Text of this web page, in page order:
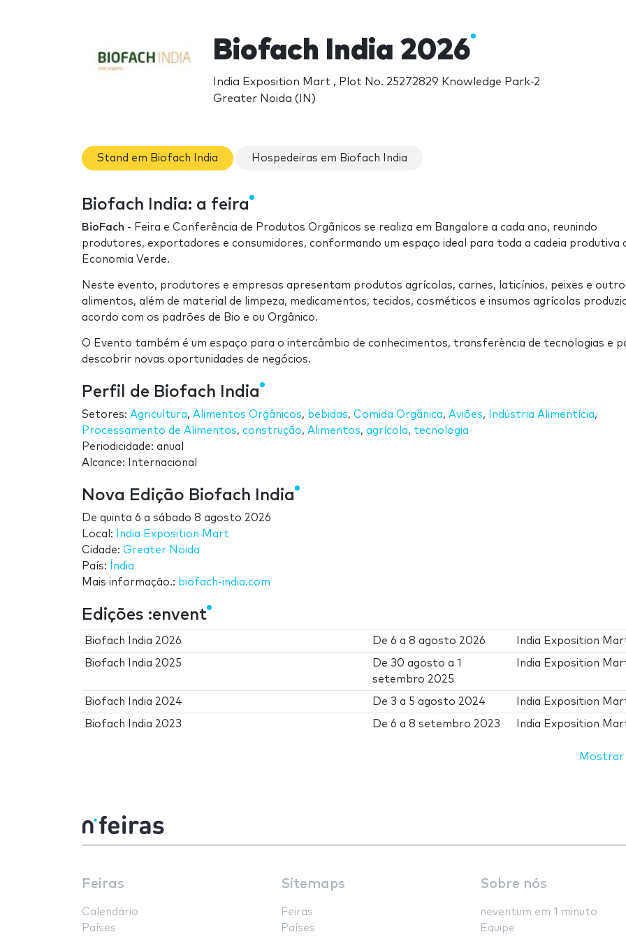
Biofach India 2026
India Exposition Mart , Plot No. 25272829 Knowledge Park-2
Greater Noida (IN)
Stand em Biofach India Hospedeiras em Biofach India
Biofach India: a feira
BioFach - Feira e Conferência de Produtos Orgânicos se realiza em Bangalore a cada ano, reunindo
produtores, exportadores e consumidores, conformando um espaço ideal para toda a cadeia produtiva
Economia Verde.
Neste evento, produtores e empresas apresentam produtos agrícolas, carnes, laticínios, peixes e
alimentos, além de material de limpeza, medicamentos, tecidos, cosméticos e insumos agrícolas
acordo com os padrões de Bio e ou Orgânico.
O Evento também é um espaço para o intercâmbio de conhecimentos, transferència de tecnologias e
descobrir novas oportunidades de negócios.
Perfil de Biofach India
Setores: Agricultura, Alimentos Orgânicos, bebidas, Comida Orgânica, Aviões, Indústria Alimentícia,
Processamento de Alimentos, construção, Alimentos, agrícola, tecnologia
Periodicidade: anual
Alcance: Internacional
Nova Edição Biofach India
De quinta 6 a sábado 8 agosto 2026
Local:
India Exposition Mart
Cidade: Greater Noida
País:
Índia
Mais informação.: biofach-india.com
Edições :envent
Biofach India 2026 De6 a8 agosto 2026 India Exposition
Biofach India 2025 De 30 agosto a1
setembro 2025
India Exposition
Biofach India 2024 De 3 a 5 agosto 2024 India Exposition
Biofach India 2023 De6 a8 setembro 2023 India Exposition
Mostrar
Feiras
Calendário
Países
Sitemaps
Feiras
Países
Sobre nós
neventum em 1 minuto
Equipe